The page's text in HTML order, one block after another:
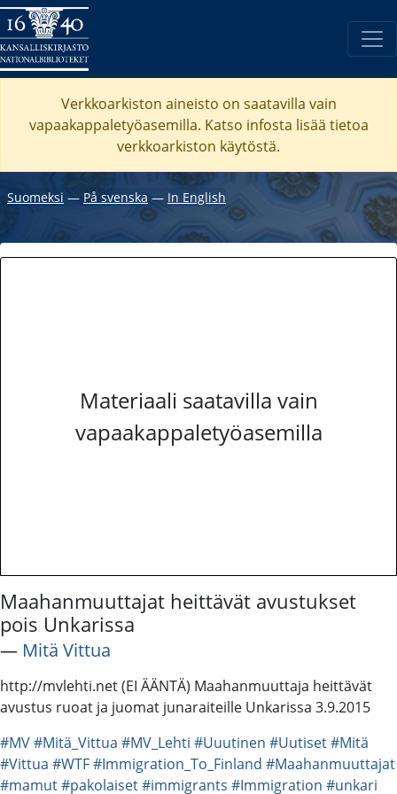
Verkkoarkiston aineisto on saatavilla vain
vapaakappaletyöasemilla. Katso infosta lisää tietoa
verkkoarkiston käytöstä.
Suomeksi ― På svenska ― In English
Materiaali saatavilla vain
vapaakappaletyöasemilla
Maahanmuuttajat heittävät avustukset
pois Unkarissa
― Mitä Vittua
http://mvlehti.net (EI ÄÄNTÄ) Maahanmuuttaja heittävät
avustus ruoat ja juomat junaraiteille Unkarissa 3.9.2015
#MV#Mitä_Vittua #MV_Lehti #Uuutinen #Uutiset#Mitä
#Vittua #WTF#Immigration_To_Finland #Maahanmuuttajat
#mamut#pakolaiset#immigrants #Immigration #unkari